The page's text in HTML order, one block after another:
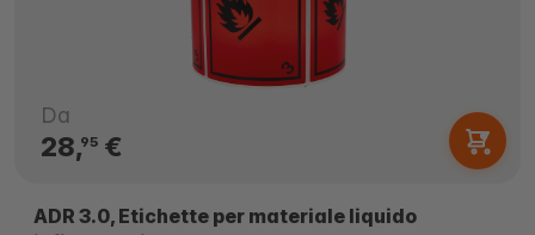
Da
28,95€
ADR 3.0, Etichette per materiale liquido